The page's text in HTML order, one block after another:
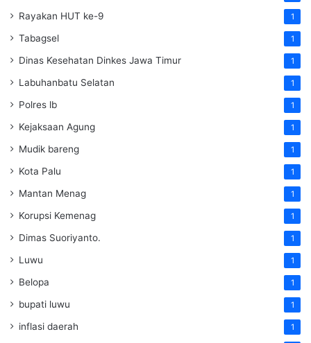
Rayakan HUT ke-9 1
Tabagsel 1
Dinas Kesehatan Dinkes Jawa Timur 1
Labuhanbatu Selatan 1
Polres lb 1
Kejaksaan Agung 1
Mudik bareng 1
Kota Palu 1
Mantan Menag 1
Korupsi Kemenag 1
Dimas Suoriyanto. 1
Luwu 1
Belopa 1
bupati luwu 1
inflasi daerah 1